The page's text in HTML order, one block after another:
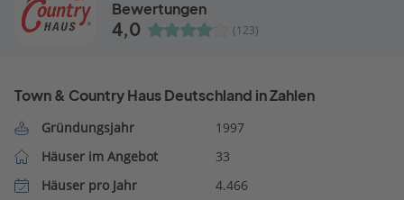
Bewertungen
4,0 (123)
Town & Country Haus Deutschland in Zahlen
Gründungsjahr
1997
Häuser im Angebot
33
Häuser pro Jahr
4.466